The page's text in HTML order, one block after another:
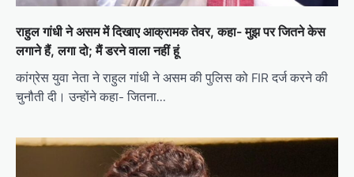
राहुल गांधी ने असम में दिखाए आक्रामक तेवर, कहा- मुझ पर जितने केस
लगाने हैं, लगा दो; मैं डरने वाला नहीं हूं
कांग्रेस युवा नेता ने राहुल गांधी ने असम की पुलिस को FIR दर्ज करने की
चुनौती दी। उन्होंने कहा- जितना…